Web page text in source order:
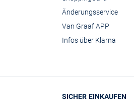
Änderungsservice
Van Graaf APP
Infos über Klarna
SICHER EINKAUFEN